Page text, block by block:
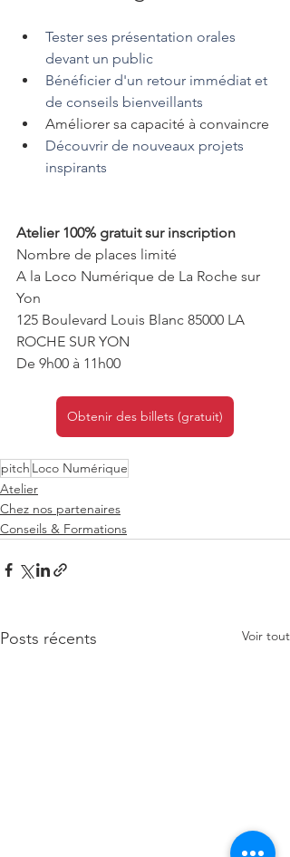
Tester ses présentation orales
devant un public
Bénéficier d'un retour immédiat et
de conseils bienveillants
Améliorer sa capacité à convaincre
Découvrir de nouveaux projets
inspirants
Atelier 100% gratuit sur inscription
Nombre de places limité
A la Loco Numérique de La Roche sur
Yon
125 Boulevard Louis Blanc 85000 LA
ROCHE SUR YON
De 9h00 à 11h00
Obtenir des billets (gratuit)
pitch Loco Numérique
Atelier
Chez nos partenaires
Conseils & Formations
Posts récents Voir tout